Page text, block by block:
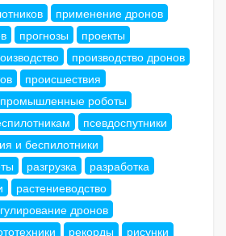
применение дронов
прогнозы
проекты
производство дронов
происшествия
промышленные роботы
псевдоспутники
и беспилотники
разгрузка
разработка
растениеводство
дронов
рекорды
рисунки